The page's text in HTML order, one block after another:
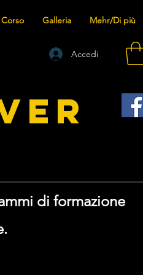
Galleria Mehr/Di più
Accedi
di formazione